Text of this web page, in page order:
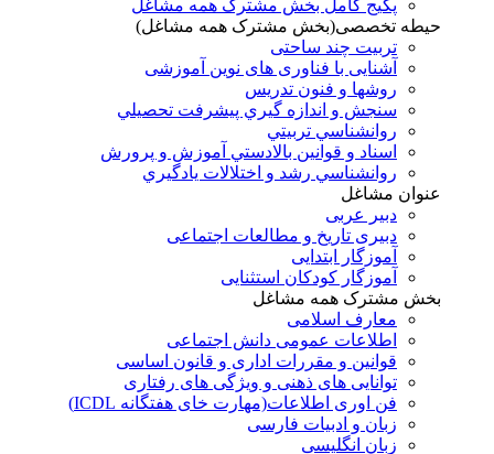
پکیج کامل بخش مشترک همه مشاغل
حیطه تخصصی(بخش مشترک همه مشاغل)
تربیت چند ساحتی
آشنایی با فناوری های نوین آموزشی
روشها و فنون تدريس
سنجش و اندازه گيري پيشرفت تحصيلي
روانشناسي تربيتي
اسناد و قوانين بالادستي آموزش و پرورش
روانشناسي رشد و اختلالات يادگيري
عنوان مشاغل
دبير عربی
دبیری تاریخ و مطالعات اجتماعی
آموزگار ابتدایی
آموزگار کودکان استثنایی
بخش مشترک همه مشاغل
معارف اسلامی
اطلاعات عمومی دانش اجتماعی
قوانین و مقررات اداری و قانون اساسی
توانایی های ذهنی و ویژگی های رفتاری
فن اوری اطلاعات(مهارت خای هفتگانه ICDL)
زبان و ادبیات فارسی
زبان انگلیسی